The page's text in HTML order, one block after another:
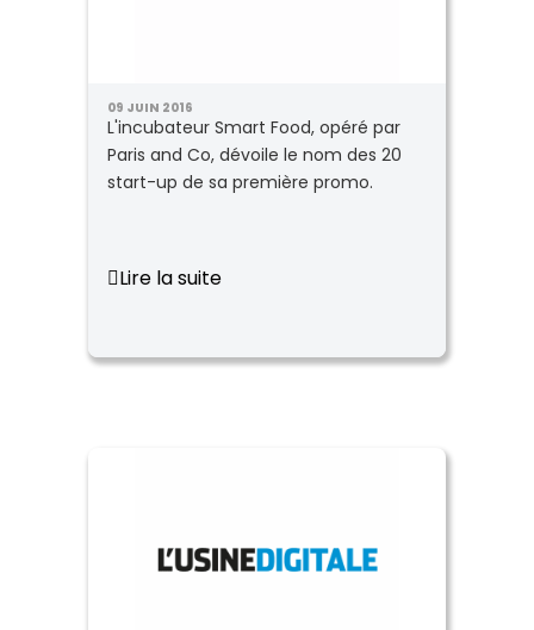
09 JUIN 2016
L'incubateur Smart Food, opéré par
Paris and Co, dévoile le nom des 20
start-up de sa première promo.
Lire la suite